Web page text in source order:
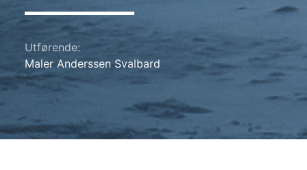
Utførende:
Maler Anderssen Svalbard